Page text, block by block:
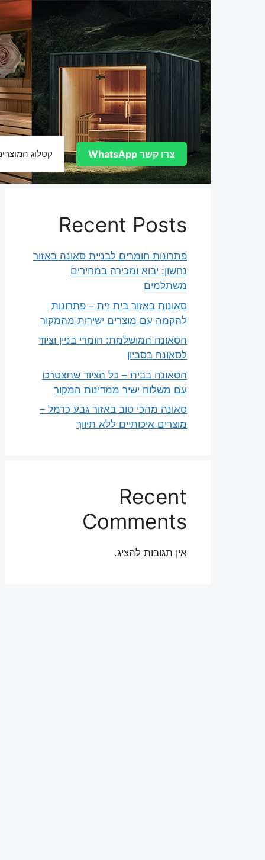
קטלוג צרו קשר WhatsApp
Recent Posts
פתרונות חומרים לבניית סאונה באזור
נחשון: יבוא ומכירה במחירים
משתלמים
סאונות באזור בית זית – פתרונות
להקמה עם מוצרים ישירות מהמקור
הסאונה המושלמת: חומרי בניין וציוד
לסאונה בסביון
הסאונה בבית – כל הציוד שתצטרכו
עם משלוח ישיר ממדינות המקור
סאונה מהכי טוב באזור גבע כרמל –
מוצרים איכותיים ללא תיווך
Recent
Comments
אין תגובות להציג.